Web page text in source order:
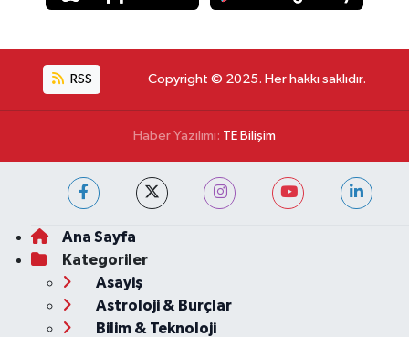
RSS Copyright © 2025. Her hakkı saklıdır.
Haber Yazılımı: TE Bilişim
Ana Sayfa
Kategoriler
Asayiş
Astroloji & Burçlar
Bilim & Teknoloji